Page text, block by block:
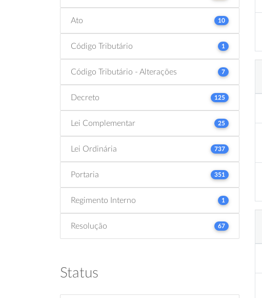
Ato 10
Código Tributário 1
Código Tributário - Alterações 7
Decreto 125
Lei Complementar 25
Lei Ordinária 737
Portaria 351
Regimento Interno 1
Resolução 67
Status